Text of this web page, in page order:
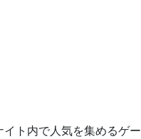
ト内で人気を集めるゲ